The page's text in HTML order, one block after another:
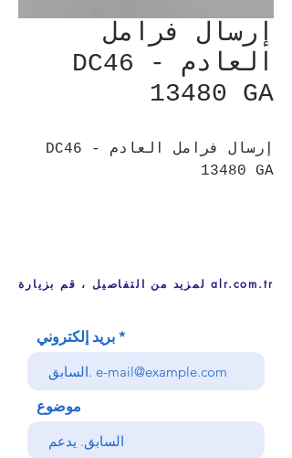
إرسال فرامل
العادم - DC46
13480 GA
إرسال فرامل العادم - DC46
13480 GA
لمزيد من التفاصيل ، قم بزيارة alr.com.tr
بريد إلكتروني
موضوع